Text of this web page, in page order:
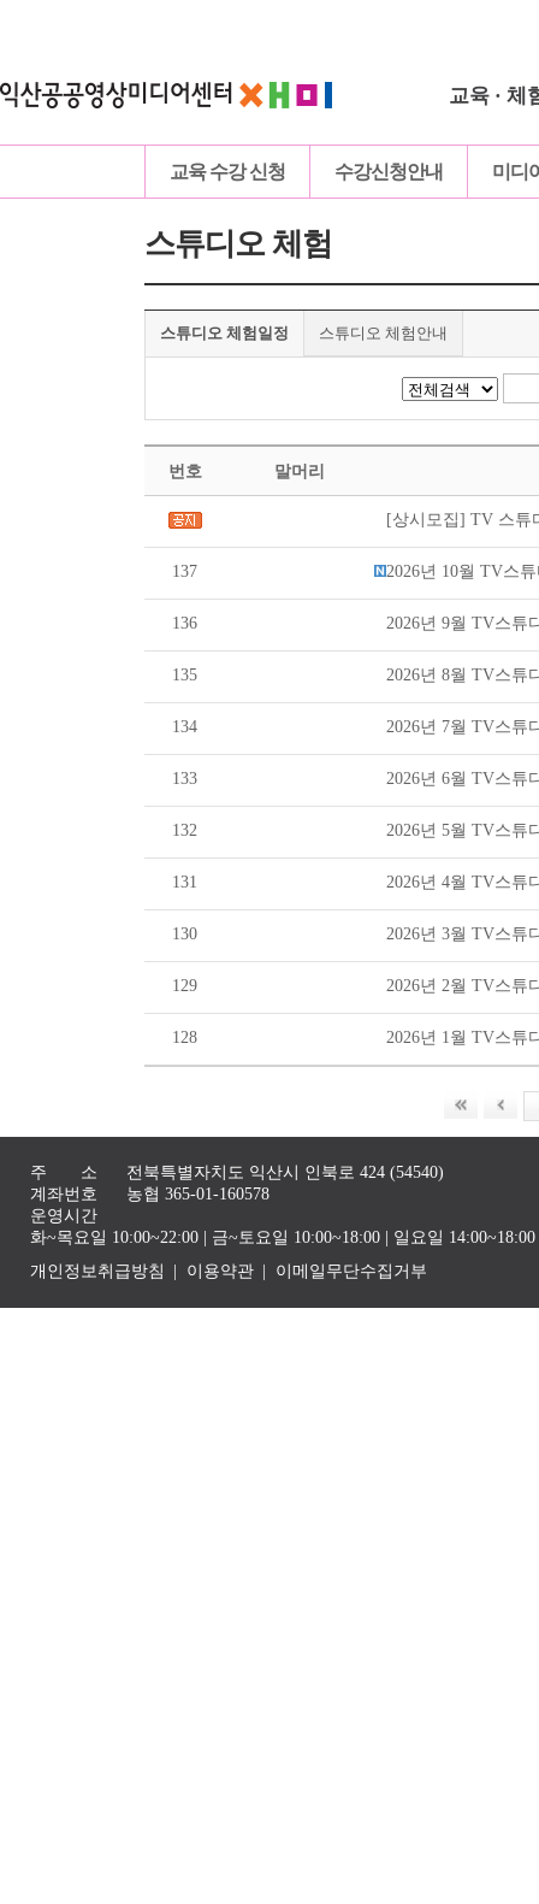
교육 · 체
교육 수강 신청 수강신청안내 미디
스튜디오 체험
스튜디오 체험일정 스튜디오 체험안내
번호 말머리
[상시모집] TV 스튜
137 2026년 10월 TV스
136 2026년 9월 TV스튜
135 2026년 8월 TV스튜
134 2026년 7월 TV스튜
133 2026년 6월 TV스튜
132 2026년 5월 TV스튜
131 2026년 4월 TV스튜
130 2026년 3월 TV스튜
129 2026년 2월 TV스튜
128 2026년 1월 TV스튜
주 소
전북특별자치도 익산시 인북로 424 (54540)
계좌번호
농협 365-01-160578
운영시간
화~목요일 10:00~22:00 | 금~토요일 10:00~18:00 | 일요일
개인정보취급방침
이용약관 이메일무단수집거부